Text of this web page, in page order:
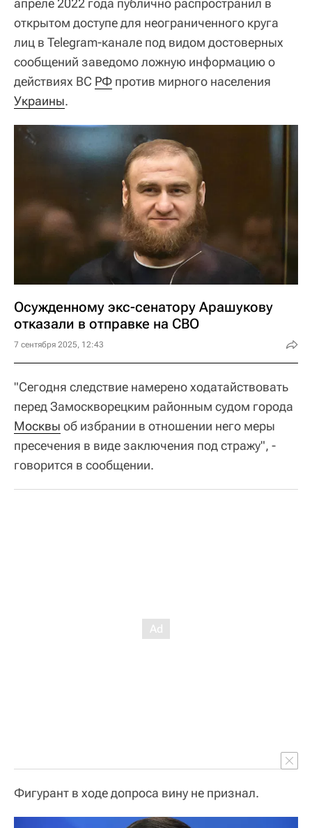
открытом доступе для неограниченного круга
лиц в Telegram-канале под видом достоверных
сообщений заведомо ложную информацию о
действиях ВC РФ против мирного населения
Украины.
Осужденному экс-сенатору Арашукову
отказали в отправке на СВО
7 сентября 2025, 12:43
"Сегодня следствие намерено ходатайствовать
перед Замоскворецким районным судом города
Москвы об избрании в отношении него меры
пресечения в виде заключения под стражу", -
говорится в сообщении.
Фигурант в ходе допроса вину не признал.